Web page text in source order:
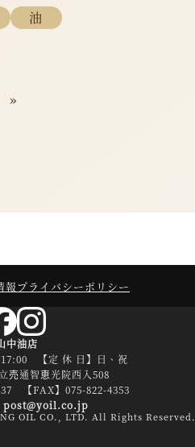
油
»
報 プライバシーポリシー
中油店
17:00 【定 休 日】日、祝
売通智恵光院西入508
【FAX】075-822-4353
post@yoil.co.jp
OIL CO., LTD. All Rights Reserved.